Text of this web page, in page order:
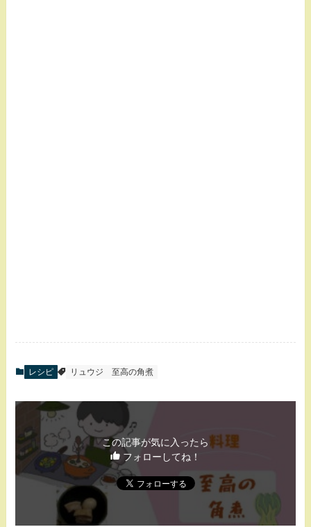
レシピ リュウジ 至高の角煮
この記事が気に入ったら
フォローしてね！